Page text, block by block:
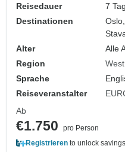
Reisedauer
7
Destinationen
Oslo,
Alter
Alle
Region
Sprache
Reiseveranstalter
Ab
€1.750
pro Person
Registrieren to unlock savings